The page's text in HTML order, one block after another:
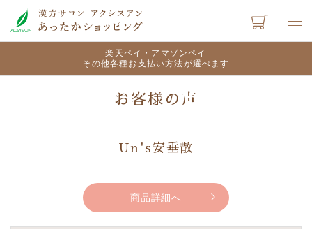
楽天ペイ・アマゾンペイ
その他各種お支払い方法が選べます
お客様の声
Un's安垂散
商品詳細へ